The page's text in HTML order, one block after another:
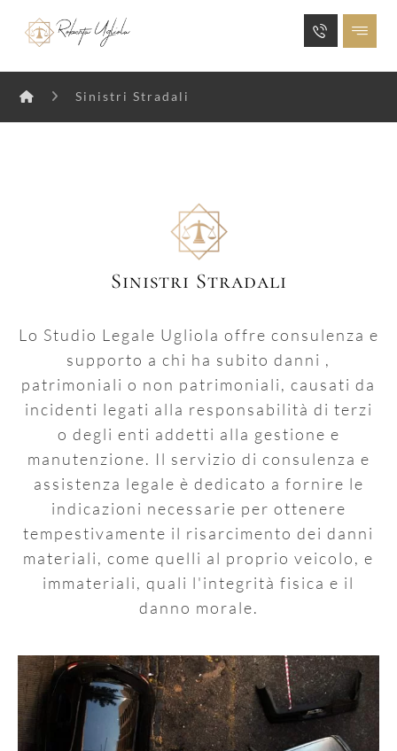
Sinistri Stradali
Sinistri Stradali
Lo Studio Legale Ugliola offre consulenza e
supporto a chi ha subito danni ,
patrimoniali o non patrimoniali, causati da
incidenti legati alla responsabilità di terzi
o degli enti addetti alla gestione e
manutenzione. Il servizio di consulenza e
assistenza legale è dedicato a fornire le
indicazioni necessarie per ottenere
tempestivamente il risarcimento dei danni
materiali, come quelli al proprio veicolo, e
immateriali, quali l'integrità fisica e il
danno morale.